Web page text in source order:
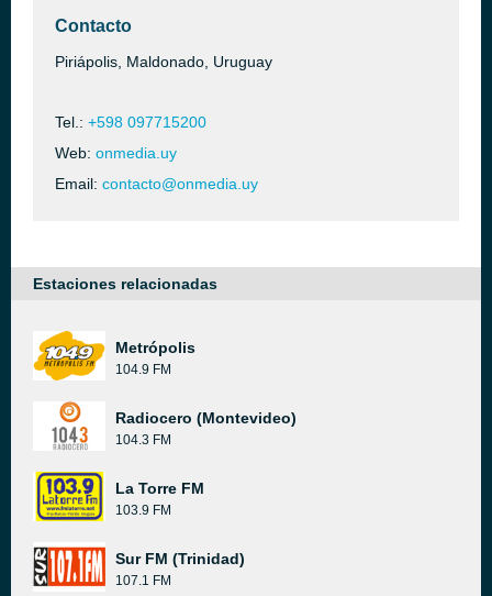
Contacto
Piriápolis, Maldonado, Uruguay
Tel.: +598 097715200
Web: onmedia.uy
Email: contacto@onmedia.uy
Estaciones relacionadas
Metrópolis
104.9 FM
Radiocero (Montevideo)
104.3 FM
La Torre FM
103.9 FM
Sur FM (Trinidad)
107.1 FM